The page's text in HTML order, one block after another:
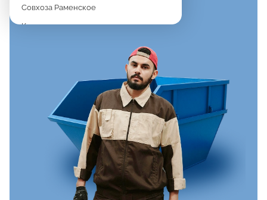
Совхоза Раменское
Константиново
Клишева
Агрохимстанции РАОС